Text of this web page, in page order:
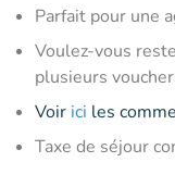
Parfait pour une
Voulez-vous
plusieurs
Voir ici les
Taxe de séjour